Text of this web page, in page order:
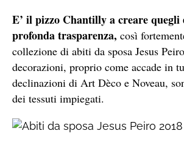
E’ il pizzo Chantilly a creare
profonda trasparenza, così
collezione di abiti da sposa Jesus
decorazioni, proprio come accade in
declinazioni di Art Dèco e Noveau,
dei tessuti impiegati.